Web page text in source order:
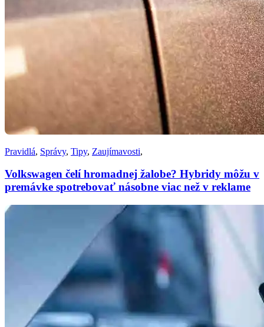
Pravidlá, Správy, Tipy, Zaujímavosti,
Volkswagen čelí hromadnej žalobe? Hybridy môžu v
premávke spotrebovať násobne viac než v reklame